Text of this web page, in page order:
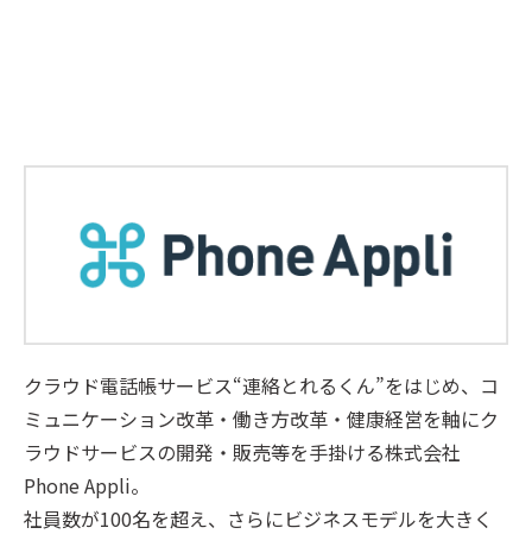
クラウド電話帳サービス“連絡とれるくん”をはじめ、コ
ミュニケーション改革・働き方改革・健康経営を軸にク
ラウドサービスの開発・販売等を手掛ける株式会社
Phone Appli。
社員数が100名を超え、さらにビジネスモデルを大きく